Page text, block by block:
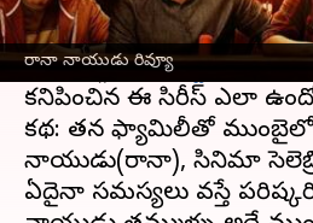
రానా నాయుడు రివ్యూ
అమెరికన్ సిరీస్ రే డోనోవన్ కి
నాయుడు సిరీస్, నెట్ ఫ్లిక్స్ లో
రానా దగ్గుబాటి,విక్టరీ వెంకటేష్
కనిపించిన ఈ సిరీస్ ఎలా
కథ: తన ఫ్యామిలీతో
నాయుడు(రానా), సినిమా
ఏదైనా సమస్యలు వస్తే